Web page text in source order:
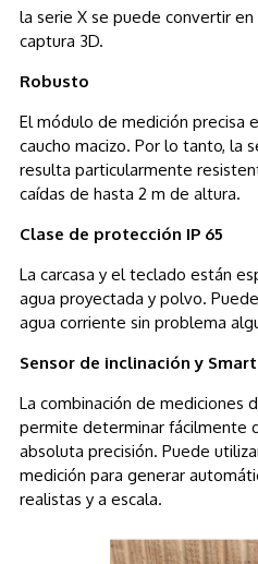
la serie X se puede convertir
captura 3D.
Robusto
El módulo de medición precisa
caucho macizo. Por lo tanto, la
resulta particularmente
caídas de hasta 2 m de altura.
Clase de protección IP 65
La carcasa y el teclado están
agua proyectada y polvo.
agua corriente sin problema
Sensor de inclinación y
La combinación de mediciones
permite determinar fácilmente
absoluta precisión. Puede
medición para generar
realistas y a escala.